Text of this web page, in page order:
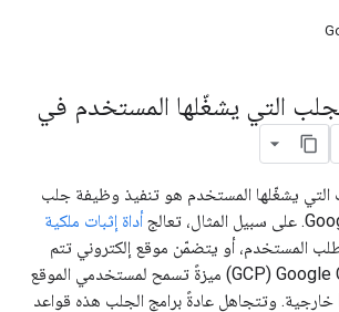
التي يشغّلها المستخدم في
التي يشغّلها المستخدم هو تنفيذ وظيفة جلب
أداة إثبات ملكية
المستخدم، أو يتضمّن موقع إلكتروني تتم
استضافته على Google Cloud ‏(GCP) ميزةً تسمح لمستخدمي الموقع
باسترداد خلاصة RSS خارجية. وتتجاهل عادةً برامج الجلب هذه قواعد